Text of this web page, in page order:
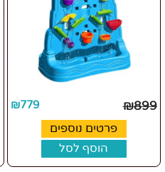
₪899
₪779
פרטים נוספים
הוסף לסל